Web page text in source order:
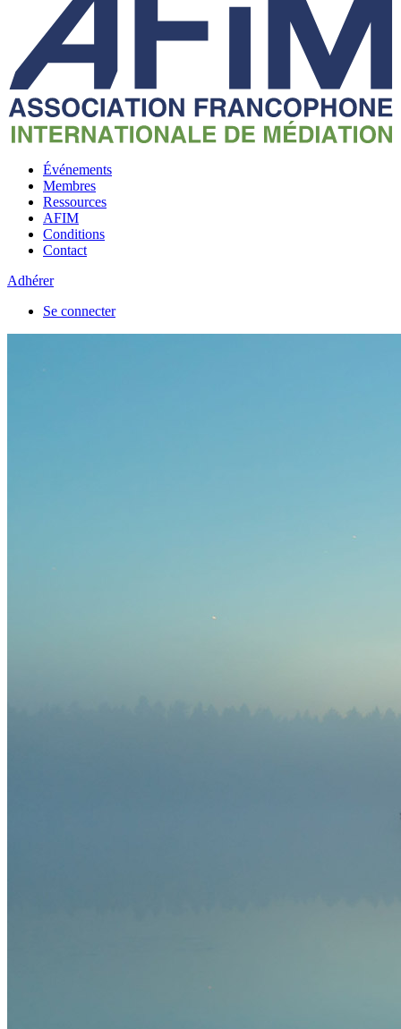
Événements
Membres
Ressources
AFIM
Conditions
Contact
Adhérer
Se connecter